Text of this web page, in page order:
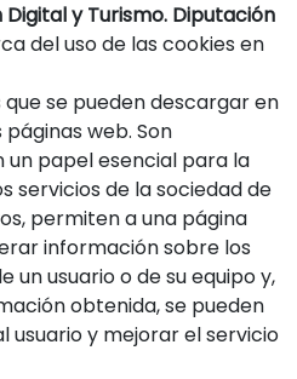
y Turismo. Diputación
del uso de las cookies en
que se pueden descargar en
web. Son
papel esencial para la
servicios de la sociedad de
permiten a una página
información sobre los
un usuario o de su equipo y,
obtenida, se pueden
usuario y mejorar el servicio